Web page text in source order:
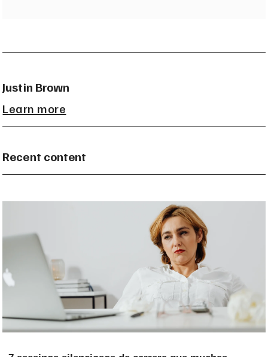
Justin Brown
Learn more
Recent content